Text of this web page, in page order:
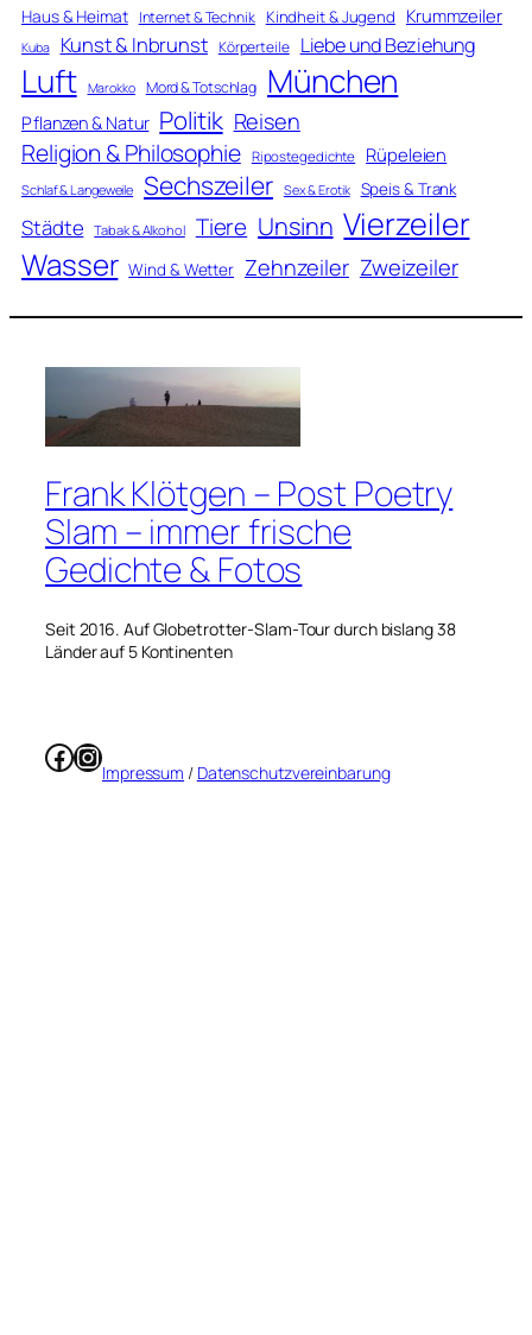
Haus & Heimat Internet & Technik Kindheit & Jugend Krummzeiler
Kuba Kunst & Inbrunst Körperteile Liebe und Beziehung
Luft Marokko Mord & Totschlag München
Pflanzen & Natur Politik Reisen
Religion & Philosophie Ripostegedichte Rüpeleien
Schlaf & Langeweile Sechszeiler Sex & Erotik Speis & Trank
Städte Tabak & Alkohol Tiere Unsinn Vierzeiler
Wasser Wind & Wetter Zehnzeiler Zweizeiler
Frank Klötgen – Post Poetry
Slam – immer frische
Gedichte & Fotos
Seit 2016. Auf Globetrotter-Slam-Tour durch bislang 38
Länder auf 5 Kontinenten
Facebook
Instagram
Impressum / Datenschutzvereinbarung